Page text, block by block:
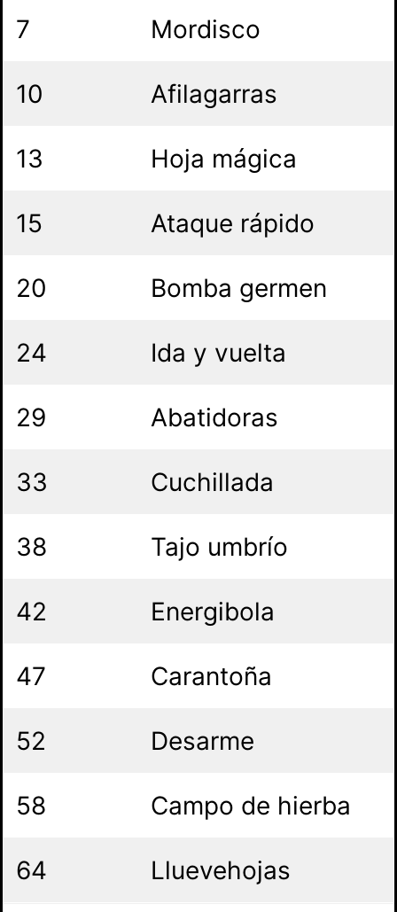
7 Mordisco
10 Afilagarras
13 Hoja mágica
15 Ataque rápido
20 Bomba germen
24 Ida y vuelta
29 Abatidoras
33 Cuchillada
38 Tajo umbrío
42 Energibola
47 Carantoña
52 Desarme
58 Campo de hierba
64 Lluevehojas